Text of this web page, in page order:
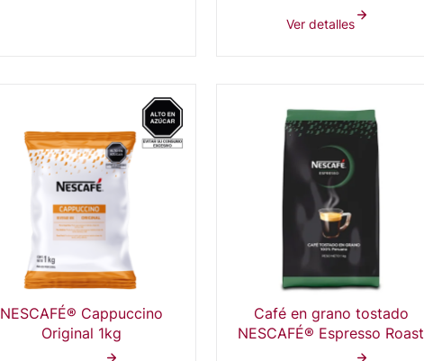
Ver detalles
NESCAFÉ® Cappuccino
Original 1kg
Café en grano tostado
NESCAFÉ® Espresso Roast
Perú | Bolsa 6x1 kg